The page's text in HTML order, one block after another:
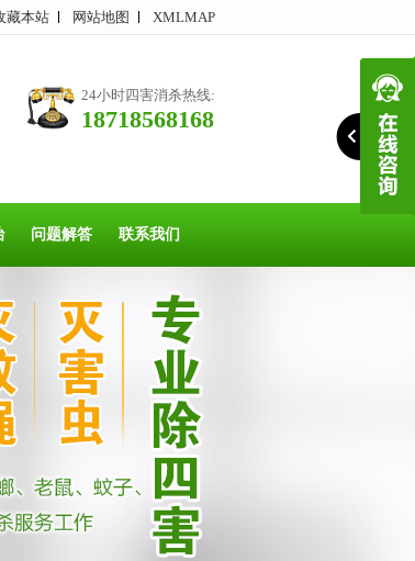
藏本站 网站地图 XMLMAP
24小时四害消杀热线:
18718568168
问题解答 联系我们